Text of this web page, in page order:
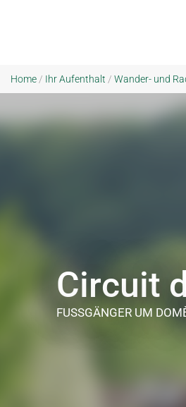
Home / Ihr Aufenthalt / Wander- und
Circuit
FUSSGÄNGER UM